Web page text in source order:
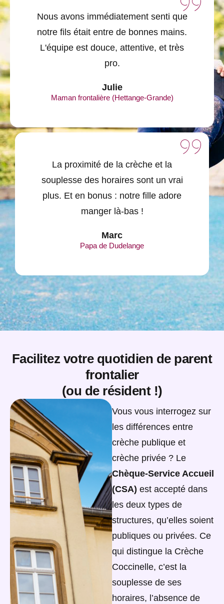
Nous avons immédiatement senti que
notre fils était entre de bonnes mains.
L'équipe est douce, attentive, et très
pro.
Julie
Maman frontalière (Hettange-Grande)
La proximité de la crèche et la
souplesse des horaires sont un vrai
plus. Et en bonus : notre fille adore
manger là-bas !
Marc
Papa de Dudelange
Facilitez votre quotidien de parent
frontalier
(ou de résident !)
Vous vous interrogez sur
les différences entre
crèche publique et
crèche privée ? Le
Chèque-Service Accueil
(CSA) est accepté dans
les deux types de
structures, qu’elles soient
publiques ou privées. Ce
qui distingue la Crèche
Coccinelle, c’est la
souplesse de ses
horaires, l’absence de